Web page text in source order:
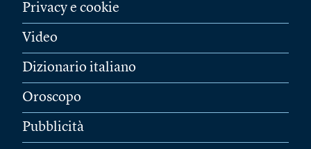
Privacy e cookie
Video
Dizionario italiano
Oroscopo
Pubblicità